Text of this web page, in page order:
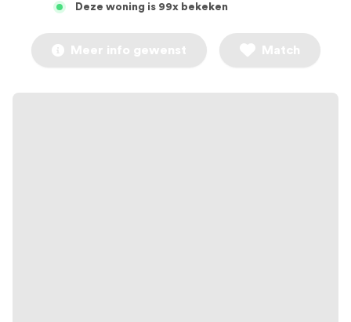
Deze woning is 99x bekeken
Meer info gewenst Match